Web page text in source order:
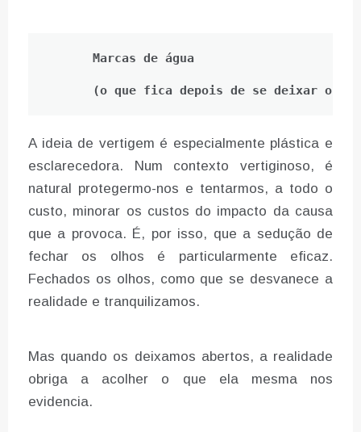
Marcas de água
(o que fica depois de se deixar o
A ideia de vertigem é especialmente plástica e
esclarecedora. Num contexto vertiginoso, é
natural protegermo-nos e tentarmos, a todo o
custo, minorar os custos do impacto da causa
que a provoca. É, por isso, que a sedução de
fechar os olhos é particularmente eficaz.
Fechados os olhos, como que se desvanece a
realidade e tranquilizamos.
Mas quando os deixamos abertos, a realidade
obriga a acolher o que ela mesma nos
evidencia.